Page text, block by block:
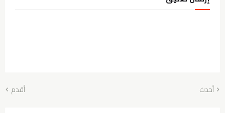
أحدث أقدم